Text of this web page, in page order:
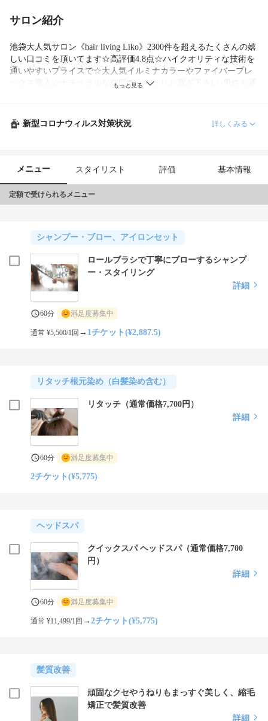
サロン紹介
池袋大人気サロン《hair living Liko》2300件を超えるたくさんの嬉
しい口コミを頂いてます☆高評価4.8点☆ハイクオリティな技術を
通いやすいプライスで☆大人気イルミナカラーやファイバープレ
ックス導入☆ナチュラルな空間でゆったりお寛ぎ下さい♪男性も通
新型コロナウィルス対策状況 詳しくみる
メニュー スタイリスト 評価 基本情報
定額で受けられるメニュー
シャンプー・ブロー、アイロンセット
ロールブラシで丁寧にブローするシャンプ
ー・スタイリング
詳細
60分 満足度募集中
通常 ¥5,500/1回 → 1チケット(¥2,887.5)
リタッチ根元染め（白髪染め含む）
リタッチ（通常価格7,700円）
詳細
60分 満足度募集中
2チケット(¥5,775)
ヘッドスパ
クイックスパ ヘッドスパ（通常価格7,700
円）
詳細
60分 満足度募集中
通常 ¥11,499/1回 →2チケット(¥5,775)
髪質改善
頑固なクセやうねりもまっすぐ美しく、縮毛
矯正で髪質改善
詳細